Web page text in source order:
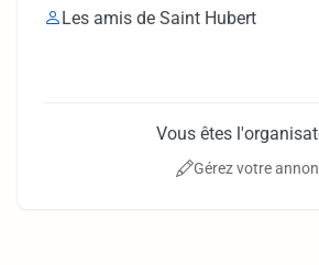
Les amis de Saint Hubert
Vous êtes
Gérez votre